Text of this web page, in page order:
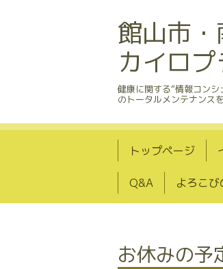
館山市
カイロ
健康に関する“情報コン
のトータルメンテナンス
トップページ
Q&A よろこび
お休みの予